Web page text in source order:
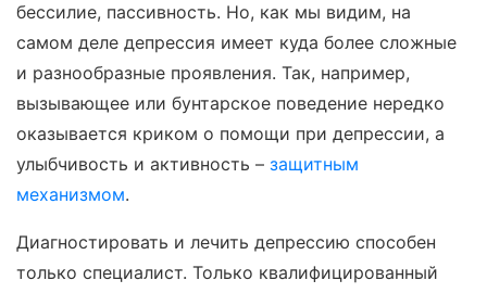
бессилие, пассивность. Но, как мы видим, на
самом деле депрессия имеет куда более сложные
и разнообразные проявления. Так, например,
вызывающее или бунтарское поведение нередко
оказывается криком о помощи при депрессии, а
улыбчивость и активность – защитным
механизмом.
Диагностировать и лечить депрессию способен
только специалист. Только квалифицированный